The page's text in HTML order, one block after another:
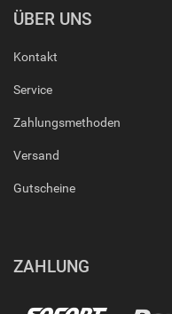
ÜBER UNS
Kontakt
Service
Zahlungsmethoden
Versand
Gutscheine
ZAHLUNG